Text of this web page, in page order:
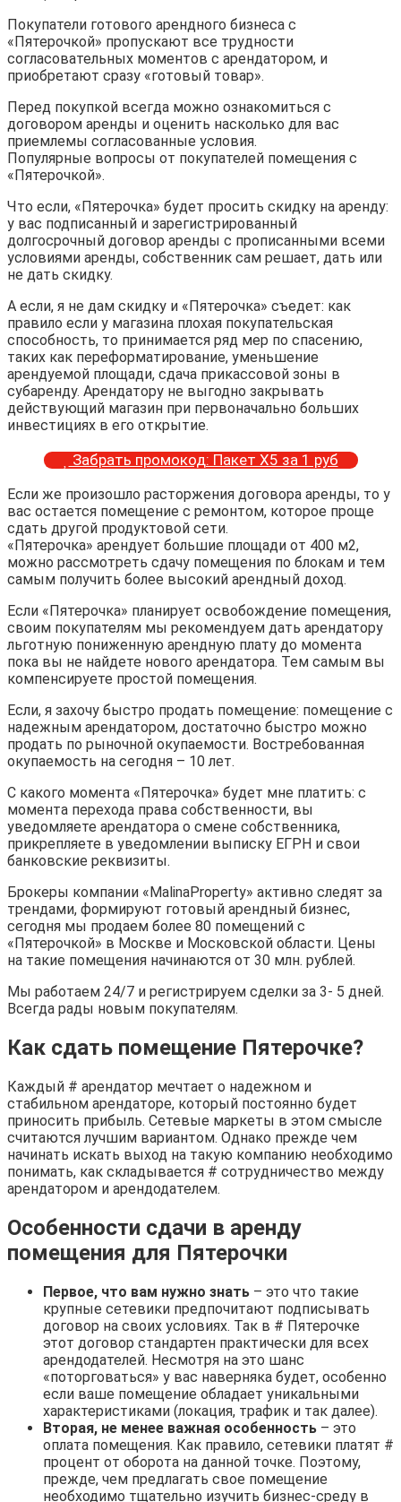
Покупатели готового арендного бизнеса с
«Пятерочкой» пропускают все трудности
согласовательных моментов с арендатором, и
приобретают сразу «готовый товар».
Перед покупкой всегда можно ознакомиться с
договором аренды и оценить насколько для вас
приемлемы согласованные условия.
Популярные вопросы от покупателей помещения с
«Пятерочкой».
Что если, «Пятерочка» будет просить скидку на аренду:
у вас подписанный и зарегистрированный
долгосрочный договор аренды с прописанными всеми
условиями аренды, собственник сам решает, дать или
не дать скидку.
А если, я не дам скидку и «Пятерочка» съедет: как
правило если у магазина плохая покупательская
способность, то принимается ряд мер по спасению,
таких как переформатирование, уменьшение
арендуемой площади, сдача прикассовой зоны в
субаренду. Арендатору не выгодно закрывать
действующий магазин при первоначально больших
инвестициях в его открытие.
Забрать промокод: Пакет Х5 за 1 руб
Если же произошло расторжения договора аренды, то у
вас остается помещение с ремонтом, которое проще
сдать другой продуктовой сети.
«Пятерочка» арендует большие площади от 400 м2,
можно рассмотреть сдачу помещения по блокам и тем
самым получить более высокий арендный доход.
Если «Пятерочка» планирует освобождение помещения,
своим покупателям мы рекомендуем дать арендатору
льготную пониженную арендную плату до момента
пока вы не найдете нового арендатора. Тем самым вы
компенсируете простой помещения.
Если, я захочу быстро продать помещение: помещение с
надежным арендатором, достаточно быстро можно
продать по рыночной окупаемости. Востребованная
окупаемость на сегодня – 10 лет.
С какого момента «Пятерочка» будет мне платить: с
момента перехода права собственности, вы
уведомляете арендатора о смене собственника,
прикрепляете в уведомлении выписку ЕГРН и свои
банковские реквизиты.
Брокеры компании «MalinaProperty» активно следят за
трендами, формируют готовый арендный бизнес,
сегодня мы продаем более 80 помещений с
«Пятерочкой» в Москве и Московской области. Цены
на такие помещения начинаются от 30 млн. рублей.
Мы работаем 24/7 и регистрируем сделки за 3- 5 дней.
Всегда рады новым покупателям.
Как сдать помещение Пятерочке?
Каждый # арендатор мечтает о надежном и
стабильном арендаторе, который постоянно будет
приносить прибыль. Сетевые маркеты в этом смысле
считаются лучшим вариантом. Однако прежде чем
начинать искать выход на такую компанию необходимо
понимать, как складывается # сотрудничество между
арендатором и арендодателем.
Особенности сдачи в аренду
помещения для Пятерочки
Первое, что вам нужно знать – это что такие
крупные сетевики предпочитают подписывать
договор на своих условиях. Так в # Пятерочке
этот договор стандартен практически для всех
арендодателей. Несмотря на это шанс
«поторговаться» у вас наверняка будет, особенно
если ваше помещение обладает уникальными
характеристиками (локация, трафик и так далее).
Вторая, не менее важная особенность – это
оплата помещения. Как правило, сетевики платят #
процент от оборота на данной точке. Поэтому,
прежде, чем предлагать свое помещение
необходимо тщательно изучить бизнес-среду в